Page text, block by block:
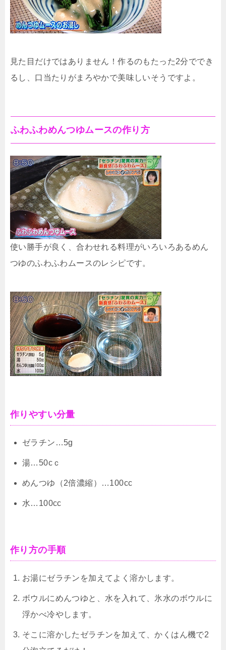
見た目だけではありません！作るのもたった2分ででき
るし、口当たりがまろやかで美味しいそうですよ。
ふわふわめんつゆムースの作り方
使い勝手が良く、合わせれる料理がいろいろあるめん
つゆのふわふわムースのレシピです。
作りやすい分量
ゼラチン…5g
湯…50cｃ
めんつゆ（2倍濃縮）…100cc
水…100cc
作り方の手順
お湯にゼラチンを加えてよく溶かします。
ボウルにめんつゆと、水を入れて、氷水のボウルに
浮かべ冷やします。
そこに溶かしたゼラチンを加えて、かくはん機で2